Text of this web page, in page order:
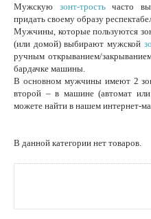
Мужскую зонт-тростьчасто
придать своему образу
Мужчины, которые пользуются
(или домой) выбирают мужской
ручным открыванием/
бардачке машины.
В основном мужчины имеют 2
второй – в машине (автомат или
можете найти в нашем интернет-
В данной категории нет товаров.